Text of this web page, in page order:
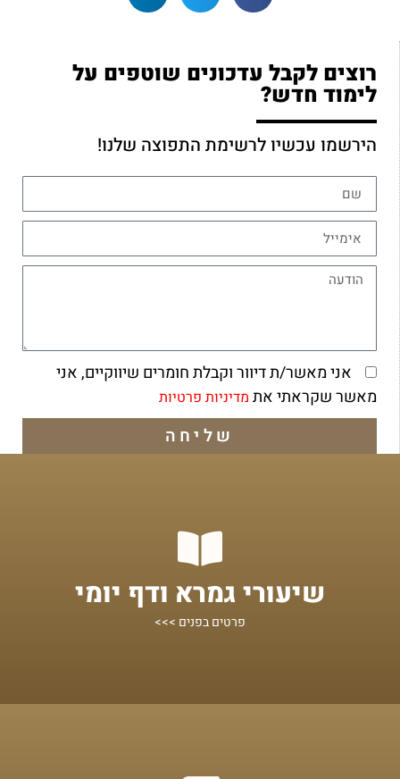
רוצים לקבל עדכונים שוטפים על
לימוד חדש?
הירשמו עכשיו לרשימת התפוצה שלנו!
אני מאשר/ת דיוור וקבלת חומרים שיווקיים, אני
מאשר שקראתי את מדיניות פרטיות
שליחה
שיעורי גמרא ודף יומי
פרטים בפנים >>>
שיעורים על הדף היומי ומסכתות נוספות
מתחילים מכאן!